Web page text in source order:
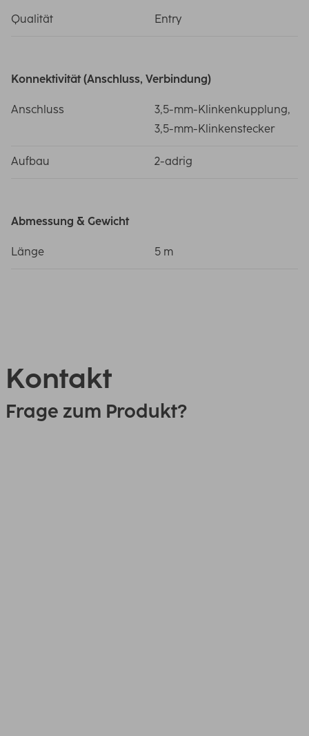
Qualität Entry
Konnektivität (Anschluss, Verbindung)
Anschluss
3,5-mm-Klinkenkupplung,
3,5-mm-Klinkenstecker
Aufbau 2-adrig
Abmessung & Gewicht
Länge 5 m
Kontakt
Frage zum Produkt?